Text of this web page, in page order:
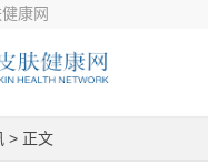
康网
> 正文